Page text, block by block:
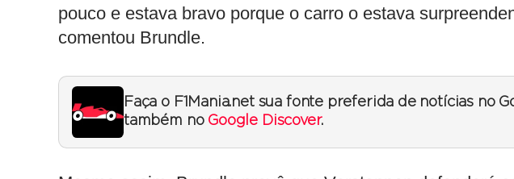
pouco e estava bravo porque o carro o estava
comentou Brundle.
Faça o F1Mania.net sua fonte preferida de notícias no
também no Google Discover.